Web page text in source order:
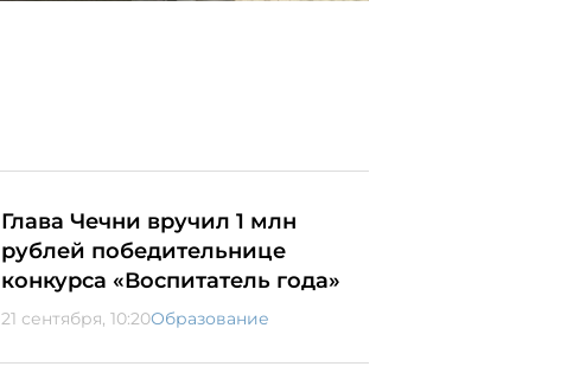
Глава Чечни вручил 1 млн
рублей победительнице
конкурса «Воспитатель года»
21 сентября, 10:20Образование